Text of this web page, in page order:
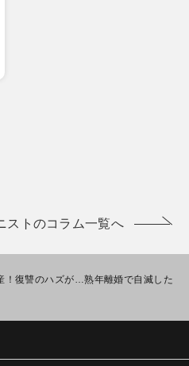
ストのコラム一覧へ
！復讐のハズが…熟年離婚で自滅した